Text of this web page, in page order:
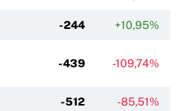
-244 +10,95%
-439 -109,74%
-512 -85,51%